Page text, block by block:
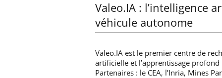
Valeo.IA : l’intelligence
véhicule autonome
Valeo.IA est le premier centre de
artificielle et l’apprentissage
Partenaires : le CEA, l’Inria, Mines